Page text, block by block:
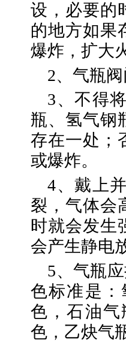
设，必要的
的地方如果
爆炸，扩大
2、气瓶
3、不得
瓶、氢气钢
存在一处；
或爆炸。
4、戴上
裂，气体会
时就会发生
会产生静电
5、气瓶
色标准是
色，石油
色，乙炔气